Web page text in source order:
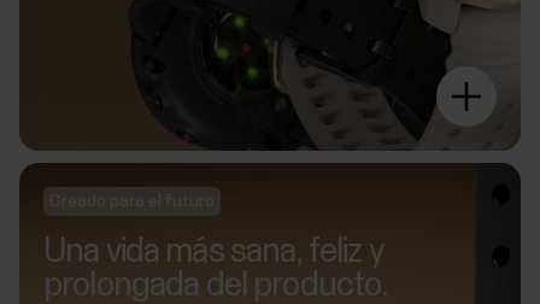
Creado para el futuro
Una vida más sana, feliz y
prolongada del producto.